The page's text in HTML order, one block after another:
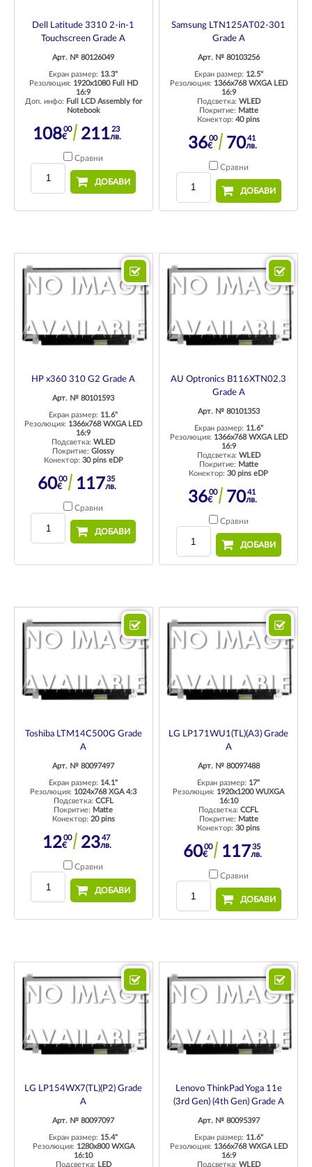
Dell Latitude 3310 2-in-1
Touchscreen Grade A
Арт. № 80126049
Екран размер: 13.3"
Резолюция: 1920x1080 Full HD
16:9
Доп. инфо: Full LCD Assembly for
Notebook
10800
€ 21123
лв.
Сравни
ДОБАВИ
Samsung LTN125AT02-301
Grade A
Арт. № 80103256
Екран размер: 12.5"
Резолюция: 1366x768 WXGA LED
16:9
Подсветка: WLED
Покритие: Matte
Конектор:40 pins
3600
€ 7041
лв.
Сравни
ДОБАВИ
HP x360 310 G2 Grade A
Арт. № 80101593
Екран размер: 11.6"
Резолюция: 1366x768 WXGA LED
16:9
Подсветка:WLED
Покритие:Glossy
Конектор: 30 pins eDP
6000
€ 11735
лв.
Сравни
ДОБАВИ
AU Optronics B116XTN02.3
Grade A
Арт. № 80101353
Екран размер: 11.6"
Резолюция: 1366x768 WXGA LED
16:9
Подсветка: WLED
Покритие: Matte
Конектор:30 pins eDP
3600
€ 7041
лв.
Сравни
ДОБАВИ
Toshiba LTM14C500G Grade
A
Арт. № 80097497
Екран размер: 14.1"
Резолюция: 1024x768 XGA 4:3
Подсветка: CCFL
Покритие: Matte
Конектор: 20 pins
1200
€ 2347
лв.
Сравни
ДОБАВИ
LG LP171WU1(TL)(A3) Grade
A
Арт. № 80097488
Екран размер: 17"
Резолюция: 1920x1200 WUXGA
16:10
Подсветка:CCFL
Покритие: Matte
Конектор:30 pins
6000
€ 11735
лв.
Сравни
ДОБАВИ
LG LP154WX7(TL)(P2) Grade
A
Арт. № 80097097
Екран размер: 15.4"
Резолюция: 1280x800 WXGA
16:10
Подсветка: LED
Lenovo ThinkPad Yoga 11e
(3rd Gen) (4th Gen) Grade A
Арт. № 80095397
Екран размер: 11.6"
Резолюция: 1366x768 WXGA LED
16:9
Подсветка: WLED